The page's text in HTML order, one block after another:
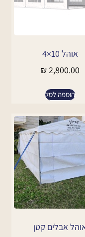
אוהל 10×4
₪2,800.00
הוספה לסל
אבלים קטן